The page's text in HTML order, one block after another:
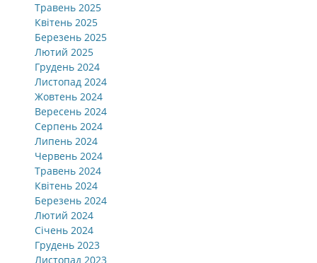
Травень 2025
Квітень 2025
Березень 2025
Лютий 2025
Грудень 2024
Листопад 2024
Жовтень 2024
Вересень 2024
Серпень 2024
Липень 2024
Червень 2024
Травень 2024
Квітень 2024
Березень 2024
Лютий 2024
Січень 2024
Грудень 2023
Листопад 2023